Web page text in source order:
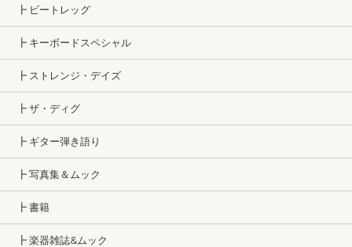
┣ ビートレッグ
┣ キーボードスペシャル
┣ ストレンジ・デイズ
┣ ザ・ディグ
┣ ギター弾き語り
┣ 写真集＆ムック
┣ 書籍
┣ 楽器雑誌&ムック